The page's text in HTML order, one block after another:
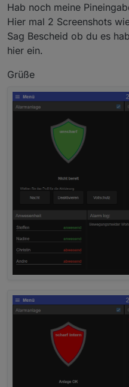
Hab noch meine
Hier mal 2 Screenshots
Sag Bescheid ob du es
hier ein.
Grüße